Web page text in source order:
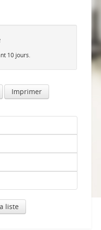
10 jours.
Imprimer
liste